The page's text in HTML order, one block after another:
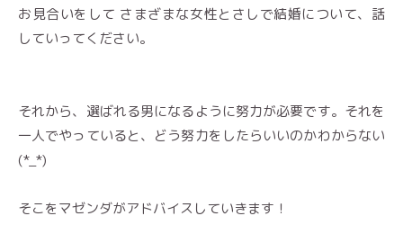
お見合いをして さまざまな女性とさしで結婚について、話
していってください。
それから、選ばれる男になるように努力が必要です。それを
一人でやっていると、どう努力をしたらいいのかわからない
(*_*)
そこをマゼンダがアドバイスしていきます！